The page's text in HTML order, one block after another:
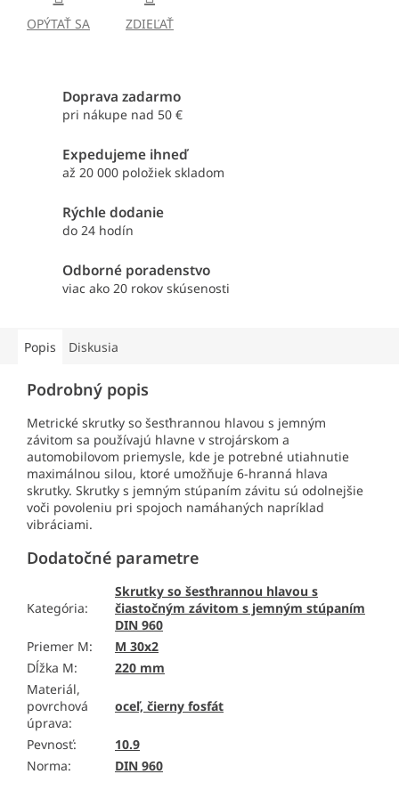
OPÝTAŤ SA ZDIEĽAŤ
Doprava zadarmo
pri nákupe nad 50 €
Expedujeme ihneď
až 20 000 položiek skladom
Rýchle dodanie
do 24 hodín
Odborné poradenstvo
viac ako 20 rokov skúsenosti
Popis Diskusia
Podrobný popis
Metrické skrutky so šesťhrannou hlavou s jemným
závitom sa používajú hlavne v strojárskom a
automobilovom priemysle, kde je potrebné utiahnutie
maximálnou silou, ktoré umožňuje 6-hranná hlava
skrutky. Skrutky s jemným stúpaním závitu sú odolnejšie
voči povoleniu pri spojoch namáhaných napríklad
vibráciami.
Dodatočné parametre
Kategória:
Skrutky so šesťhrannou hlavou s
čiastočným závitom s jemným stúpaním
DIN 960
Priemer M:
M 30x2
Dĺžka M:
220 mm
Materiál,
povrchová
úprava:
oceľ, čierny fosfát
Pevnosť:
10.9
Norma: DIN 960